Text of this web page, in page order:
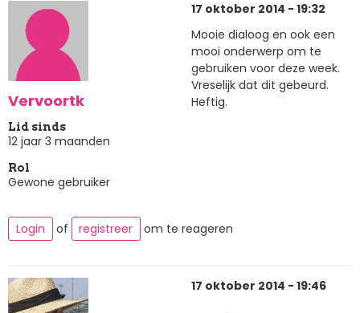
Vervoortk
Lid sinds
12 jaar 3 maanden
Rol
Gewone gebruiker
17 oktober 2014 - 19:32
Mooie dialoog en ook een
mooi onderwerp om te
gebruiken voor deze week.
Vreselijk dat dit gebeurd.
Heftig.
Login of registreer om te reageren
17 oktober 2014 - 19:46